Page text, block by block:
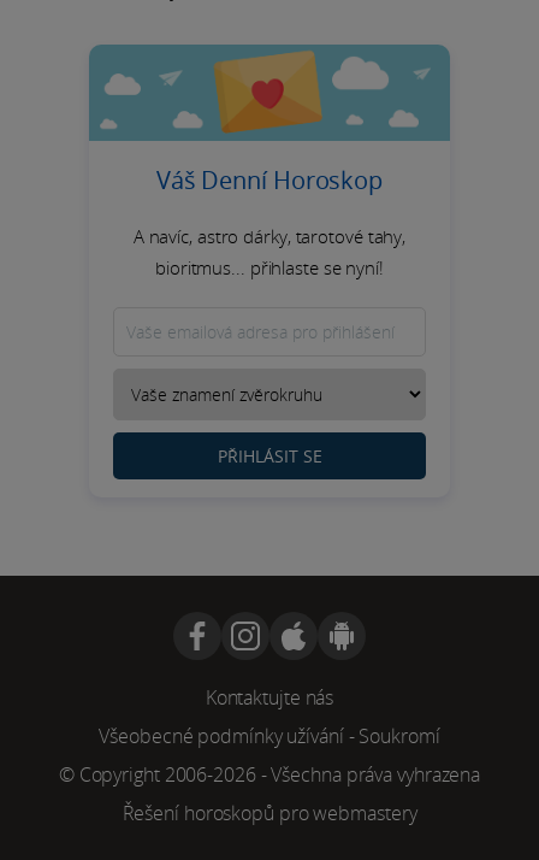
Váš Denní Horoskop
A navíc, astro dárky, tarotové tahy,
bioritmus... přihlaste se nyní!
PŘIHLÁSIT SE
Kontaktujte nás
Všeobecné podmínky užívání-Soukromí
© Copyright 2006-2026 - Všechna práva vyhrazena
Řešení horoskopů pro webmastery